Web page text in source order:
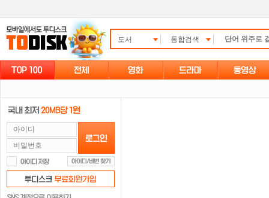
도서 통합검색